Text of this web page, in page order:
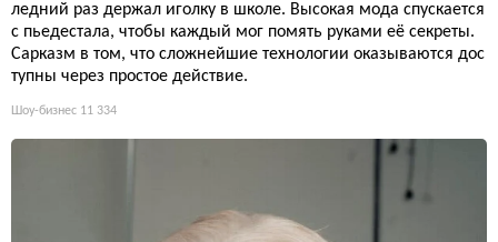
ледний раз держал иголку в школе. Высокая мода спускается
с пьедестала, чтобы каждый мог помять руками её секреты.
Сарказм в том, что сложнейшие технологии оказываются дос
тупны через простое действие.
Шоу-бизнес 11 334